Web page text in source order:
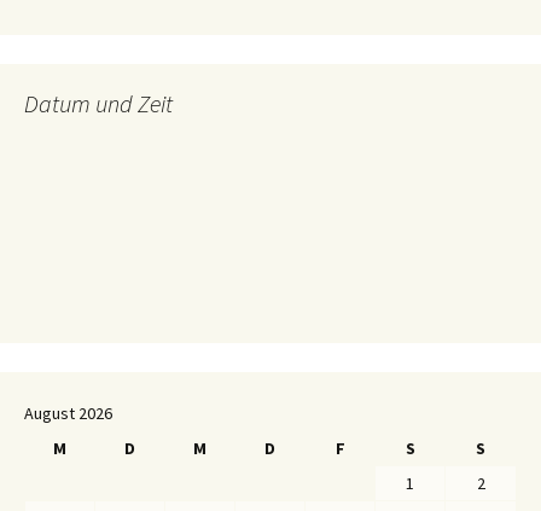
Datum und Zeit
August 2026
M
D M D F S
S
1
2